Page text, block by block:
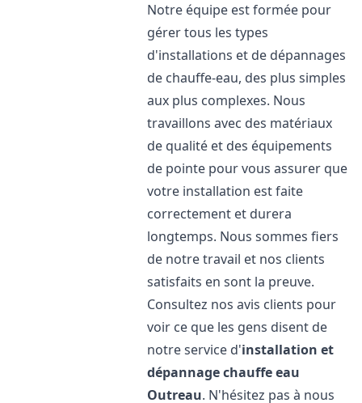
Notre équipe est formée pour
gérer tous les types
d'installations et de dépannages
de chauffe-eau, des plus simples
aux plus complexes. Nous
travaillons avec des matériaux
de qualité et des équipements
de pointe pour vous assurer que
votre installation est faite
correctement et durera
longtemps. Nous sommes fiers
de notre travail et nos clients
satisfaits en sont la preuve.
Consultez nos avis clients pour
voir ce que les gens disent de
notre service d'installation et
dépannage chauffe eau
Outreau. N'hésitez pas à nous